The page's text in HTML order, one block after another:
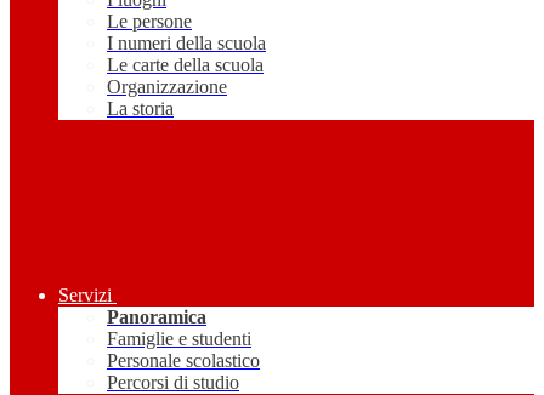
Le persone
I numeri della scuola
Le carte della scuola
Organizzazione
La storia
Servizi
Panoramica
Famiglie e studenti
Personale scolastico
Percorsi di studio